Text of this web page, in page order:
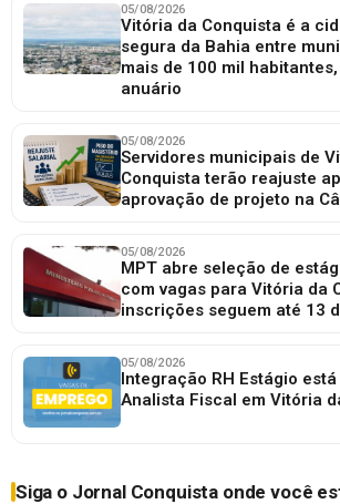
05/08/2026
Vitória da Conquista é a
segura da Bahia entre
mais de 100 mil
anuário
05/08/2026
Servidores municipais de
Conquista terão reajuste
aprovação de projeto na
05/08/2026
MPT abre seleção de
com vagas para Vitória da
inscrições seguem até 13
05/08/2026
Integração RH Estágio
Analista Fiscal em Vitória
Siga o Jornal Conquista onde você